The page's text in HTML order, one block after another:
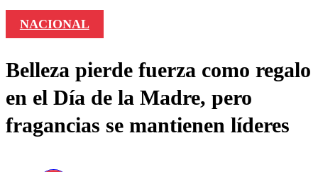
NACIONAL
Belleza pierde fuerza como regalo
en el Día de la Madre, pero
fragancias se mantienen líderes